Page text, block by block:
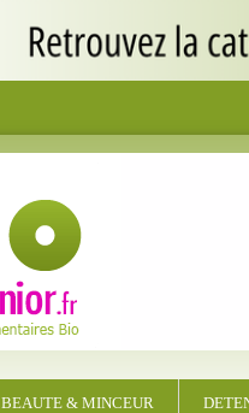
BEAUTE & MINCEUR